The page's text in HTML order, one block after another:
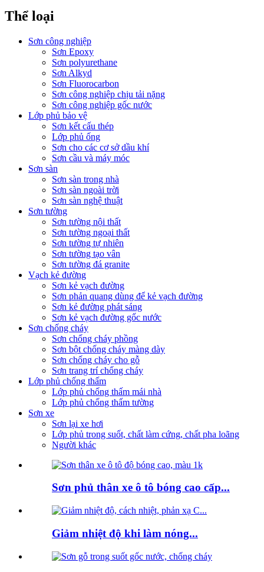
Thể loại
Sơn công nghiệp
Sơn Epoxy
Sơn polyurethane
Sơn Alkyd
Sơn Fluorocarbon
Sơn công nghiệp chịu tải nặng
Sơn công nghiệp gốc nước
Lớp phủ bảo vệ
Sơn kết cấu thép
Lớp phủ ống
Sơn cho các cơ sở dầu khí
Sơn cầu và máy móc
Sơn sàn
Sơn sàn trong nhà
Sơn sàn ngoài trời
Sơn sàn nghệ thuật
Sơn tường
Sơn tường nội thất
Sơn tường ngoại thất
Sơn tường tự nhiên
Sơn tường tạo vân
Sơn tường đá granite
Vạch kẻ đường
Sơn kẻ vạch đường
Sơn phản quang dùng để kẻ vạch đường
Sơn kẻ đường phát sáng
Sơn kẻ vạch đường gốc nước
Sơn chống cháy
Sơn chống cháy phồng
Sơn bột chống cháy màng dày
Sơn chống cháy cho gỗ
Sơn trang trí chống cháy
Lớp phủ chống thấm
Lớp phủ chống thấm mái nhà
Lớp phủ chống thấm tường
Sơn xe
Sơn lại xe hơi
Lớp phủ trong suốt, chất làm cứng, chất pha loãng
Người khác
Sơn phủ thân xe ô tô bóng cao cấp...
Giảm nhiệt độ khi làm nóng...